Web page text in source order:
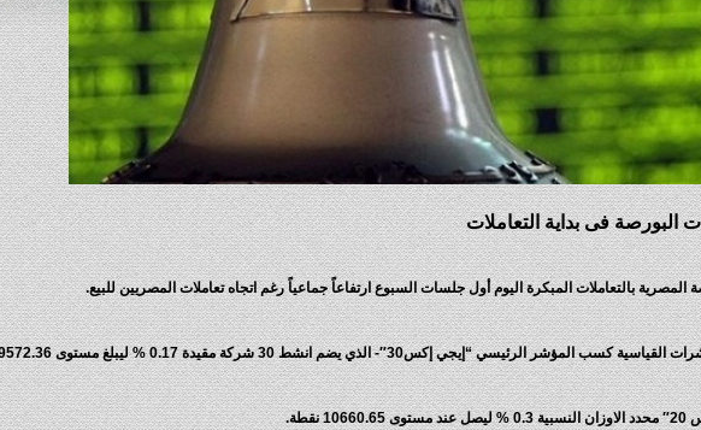
فى بداية التعاملات
بالتعاملات المبكرة اليوم أول جلسات السبوع ارتفاعاً جماعياً رغم اتجاه تعاملات المصريين للبيع.
الرئيسي “إيجي إكس30″- الذي يضم انشط 30 شركة مقيدة 0.17 % ليبلغ مستوى 9572.36 نقطة.
نقطة.